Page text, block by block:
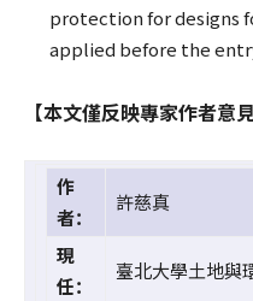
protection for designs
applied before the
【本文僅反映專家作者意
作
者：
許慈真
現
任：
臺北大學土地與